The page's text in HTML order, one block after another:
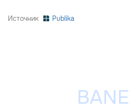
Источник Publika